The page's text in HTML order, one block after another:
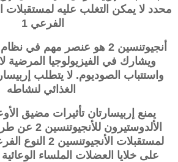
الفرعي 1
أنجيوتنسين 2 هو عنصر مهم في
ويشارك في الفيزيولوجيا المرضية
واستتباب الصوديوم. لا يتطلب
الغذائي لنشاطه
يمنع إربيسارتان تأثيرات مضيق
الألدوستيرون
على خلايا العضلات الملساء